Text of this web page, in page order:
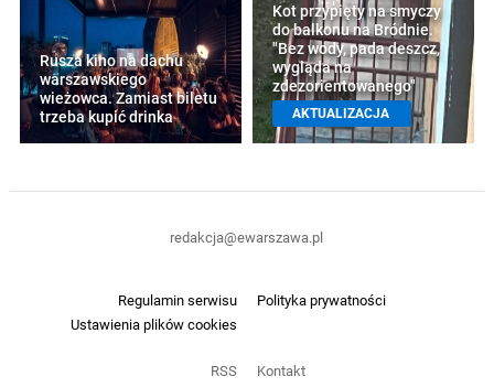
Rusza kino na dachu
warszawskiego
wieżowca. Zamiast biletu
trzeba kupić drinka
Kot przypięty na smyczy
do balkonu na Bródnie.
"Bez wody, pada deszcz,
wygląda na
zdezorientowanego"
AKTUALIZACJA
Regulamin serwisu
Polityka prywatności
Ustawienia plików cookies
RSS Kontakt
redakcja@ewarszawa.pl